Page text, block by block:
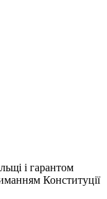
і гарантом
Конституції